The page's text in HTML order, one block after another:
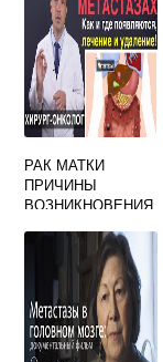
РАК МАТКИ
ПРИЧИНЫ
ВОЗНИКНОВЕНИЯ